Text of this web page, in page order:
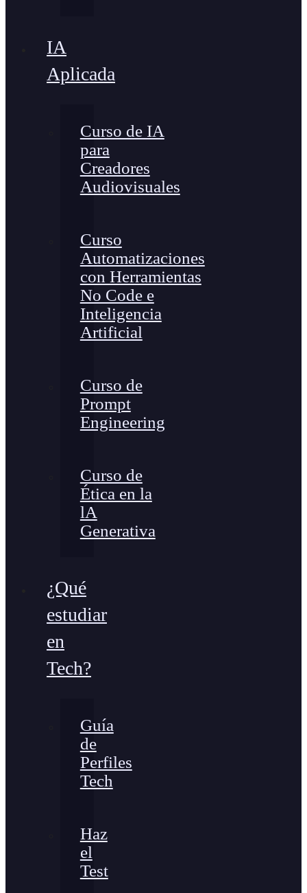
IA
Aplicada
Curso de IA
para
Creadores
Audiovisuales
Curso
Automatizaciones
con Herramientas
No Code e
Inteligencia
Artificial
Curso de
Prompt
Engineering
Curso de
Ética en la
lA
Generativa
¿Qué
estudiar
en
Tech?
Guía
de
Perfiles
Tech
Haz
el
Test